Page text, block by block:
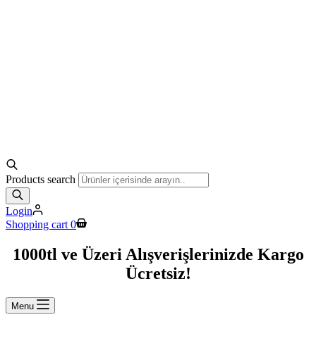
Products search
Login
Shopping cart 0
1000tl ve Üzeri Alışverişlerinizde Kargo
Ücretsiz!
Menu